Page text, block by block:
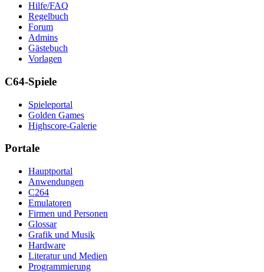
Hilfe/FAQ
Regelbuch
Forum
Admins
Gästebuch
Vorlagen
C64-Spiele
Spieleportal
Golden Games
Highscore-Galerie
Portale
Hauptportal
Anwendungen
C264
Emulatoren
Firmen und Personen
Glossar
Grafik und Musik
Hardware
Literatur und Medien
Programmierung